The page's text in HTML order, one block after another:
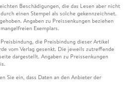
Beschädigungen, die das Lesen aber nicht
einen Stempel als solche gekennzeichnet.
Angaben zu Preissenkungen beziehen
Exemplars.
die Preisbindung dieser Artikel
vom Verlag gesenkt. Die jeweils zutreffende
dargestellt. Angaben zu Preissenkungen
Sie ein, dass Daten an den Anbieter der